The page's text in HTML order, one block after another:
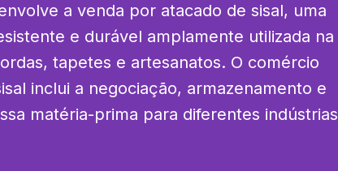
a venda por atacado de sisal, uma
e durável amplamente utilizada na
tapetes e artesanatos. O comércio
inclui a negociação, armazenamento e
matéria-prima para diferentes indústrias